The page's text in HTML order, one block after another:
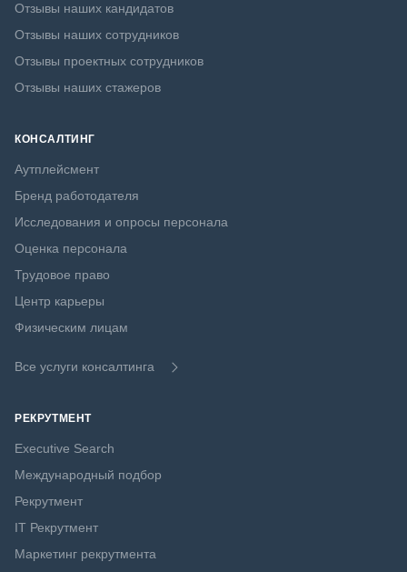
Отзывы наших кандидатов
Отзывы наших сотрудников
Отзывы проектных сотрудников
Отзывы наших стажеров
КОНСАЛТИНГ
Аутплейсмент
Бренд работодателя
Исследования и опросы персонала
Оценка персонала
Трудовое право
Центр карьеры
Физическим лицам
Все услуги консалтинга
РЕКРУТМЕНТ
Executive Search
Международный подбор
Рекрутмент
IT Рекрутмент
Маркетинг рекрутмента